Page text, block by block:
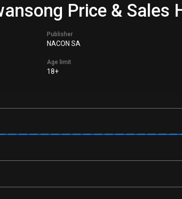
Price & Sales
Publisher
NACON SA
Age limit
18+